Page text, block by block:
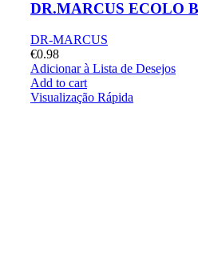
DR.MARCUS ECOLO
DR-MARCUS
€0.98
Adicionar à Lista de Desejos
Add to cart
Visualização Rápida